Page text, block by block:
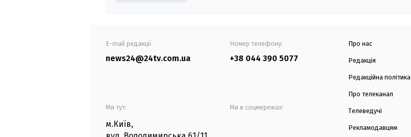
E-mail редакції
news24@24tv.com.ua
Номер телефону:
+38 044 390 5077
Ми тут:
м.Київ,
Ми в соцмережах:
Про нас
Редакція
Редакційна політика
Про телеканал
Телеведучі
Рекламодавцям